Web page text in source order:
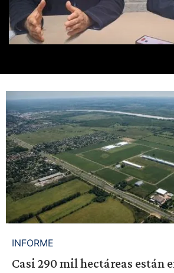
INFORME
Casi 290 mil hectáreas están